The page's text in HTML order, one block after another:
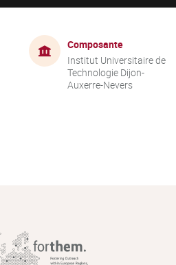
Composante
Institut Universitaire de
Technologie Dijon-
Auxerre-Nevers